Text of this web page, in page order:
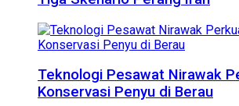
Teknologi Pesawat Nirawak
Konservasi Penyu di Berau